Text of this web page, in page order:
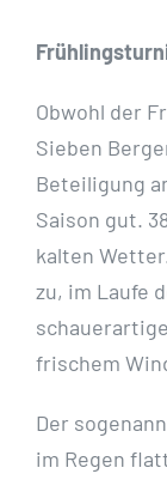
Obwohl der
Sieben
Beteiligung
Saison gut.
kalten
zu, im Laufe
frischem
Der
im Regen